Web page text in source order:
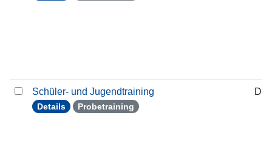
Schüler- und Jugendtraining
Details Probetraining